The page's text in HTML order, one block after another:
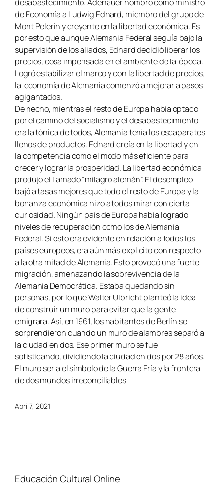
desabastecimiento. Adenauer nombró como ministro
de Economía a Ludwig Edhard, miembro del grupo de
Mont Pelerin y creyente en la libertad económica. Es
por esto que aunque Alemania Federal seguía bajo la
supervisión de los aliados, Edhard decidió liberar los
precios, cosa impensada en el ambiente de la época.
Logró estabilizar el marco y con la libertad de precios,
la economía de Alemania comenzó a mejorar a pasos
agigantados.
De hecho, mientras el resto de Europa había optado
por el camino del socialismo y el desabastecimiento
era la tónica de todos, Alemania tenía los escaparates
llenos de productos. Edhard creía en la libertad y en
la competencia como el modo más eficiente para
crecer y lograr la prosperidad. La libertad económica
produjo el llamado “milagro alemán”. El desempleo
bajó a tasas mejores que todo el resto de Europa y la
bonanza económica hizo a todos mirar con cierta
curiosidad. Ningún país de Europa había logrado
niveles de recuperación como los de Alemania
Federal. Si esto era evidente en relación a todos los
países europeos, era aún más explícito con respecto
a la otra mitad de Alemania. Esto provocó una fuerte
migración, amenazando la sobrevivencia de la
Alemania Democrática. Estaba quedando sin
personas, por lo que Walter Ulbricht planteó la idea
de construir un muro para evitar que la gente
emigrara. Así, en 1961, los habitantes de Berlín se
sorprendieron cuando un muro de alambres separó a
la ciudad en dos. Ese primer muro se fue
sofisticando, dividiendo la ciudad en dos por 28 años.
El muro sería el símbolo de la Guerra Fría y la frontera
de dos mundos irreconciliables
Abril 7, 2021
Educación Cultural Online